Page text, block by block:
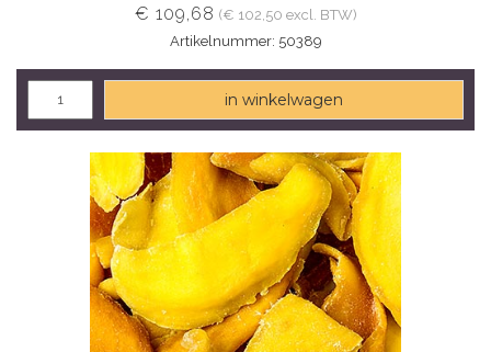
€ 109,68 (€ 102,50 excl. BTW)
Artikelnummer: 50389
in winkelwagen